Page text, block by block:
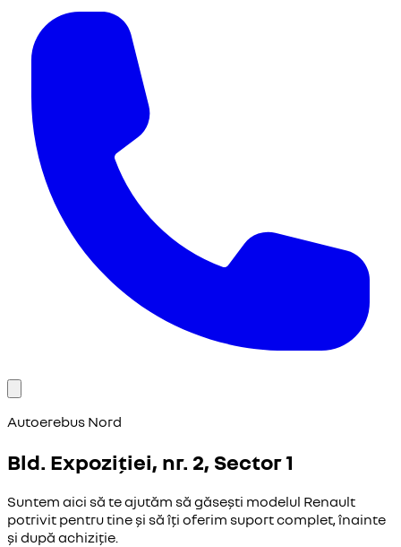
Autoerebus Nord
Bld. Expoziției, nr. 2, Sector 1
Suntem aici să te ajutăm să găsești modelul Renault
potrivit pentru tine și să îți oferim suport complet, înainte
și după achiziție.